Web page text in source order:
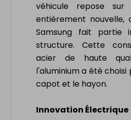
Contact
MON PROFIL
Se connecter
véhicule repose sur
entièrement
Samsung fait partie
structure. Cette
acier de haute
l'aluminium a été choisi
capot et le hayon.
Innovation Électrique